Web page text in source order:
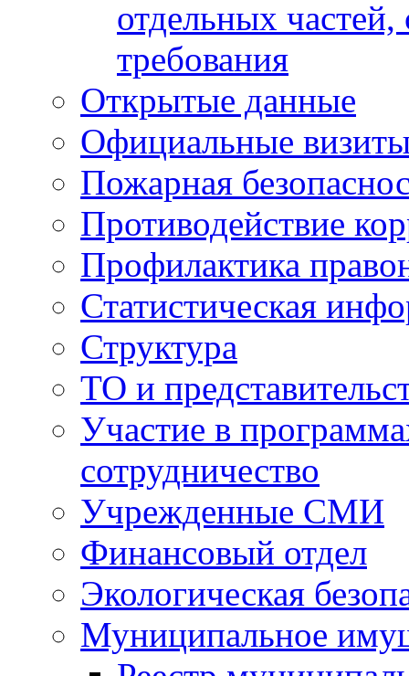
отдельных
требования
Открытые данные
Официальные
Пожарная
Противодействие
Профилактика
Статистическая
Структура
ТО и
Участие в
сотрудничество
Учрежденные СМИ
Финансовый отдел
Экологическая
Муниципальное